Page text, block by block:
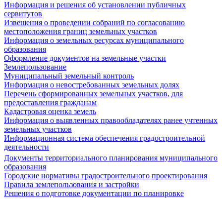
Информация и решения об установлении публичных
сервитутов
Извещения о проведении собраний по согласованию
местоположения границ земельных участков
Информация о земельных ресурсах муниципального
образования
Оформление документов на земельные участки
Землепользование
Муниципальный земельный контроль
Информация о невостребованных земельных долях
Перечень сформированных земельных участков, для
предоставления гражданам
Кадастровая оценка земель
Информация о выявленных правообладателях ранее учтенных
земельных участков
Информационная система обеспечения градостроительной
деятельности
Документы территориального планирования муниципального
образования
Городские нормативы градостроительного проектирования
Правила землепользования и застройки
Решения о подготовке документации по планировке